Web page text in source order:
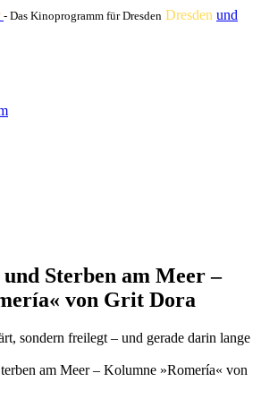
- Das Kinoprogramm für Dresden Dresden und
Sterben am Meer –
von Grit Dora
sondern freilegt – und gerade darin lange